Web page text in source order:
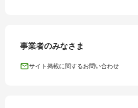
事業者のみなさま
サイト掲載に関するお問い合わせ